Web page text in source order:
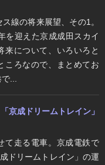
線の将来展望、その1。
を迎えた京成成田スカイ
来について、いろいろと
ころなので、まとめてお
...
京成ドリームトレイン」
て走る電車。京成電鉄で
ドリームトレイン」の運